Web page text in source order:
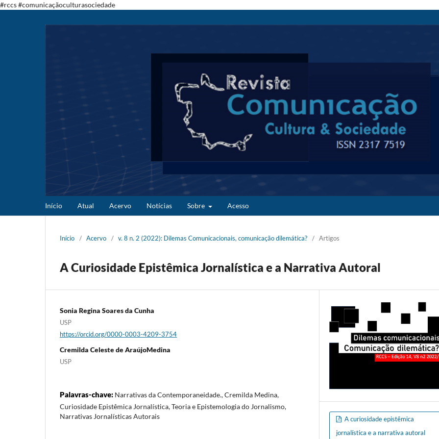
#rccs #comunicaçãoculturasociedade
Início Atual Acervo Notícias Sobre Acesso
Início / Acervo / v. 8 n. 2 (2022): Dilemas Comunicacionais, comunicação dilemática? / Artigos
A Curiosidade Epistêmica Jornalística e a Narrativa Autoral
Sonia Regina Soares da Cunha
USP
https://orcid.org/0000-0003-4209-3754
Cremilda Celeste de AraújoMedina
USP
Palavras-chave: Narrativas da Contemporaneidade., Cremilda Medina,
Curiosidade Epistêmica Jornalística, Teoria e Epistemologia do Jornalismo,
Narrativas Jornalísticas Autorais
A curiosidade epistêmica
jornalística e a narrativa autoral